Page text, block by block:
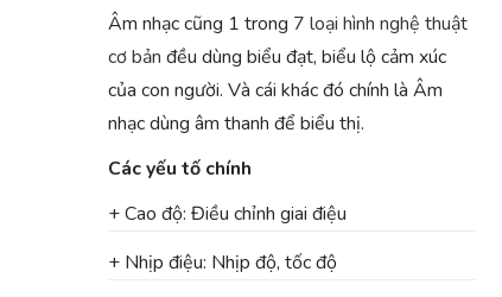
Âm nhạc cũng 1 trong 7 loại hình nghệ thuật
cơ bản đều dùng biểu đạt, biểu lộ cảm xúc
của con người. Và cái khác đó chính là Âm
nhạc dùng âm thanh để biểu thị.
Các yếu tố chính
+ Cao độ: Điều chỉnh giai điệu
+ Nhịp điệu: Nhịp độ, tốc độ